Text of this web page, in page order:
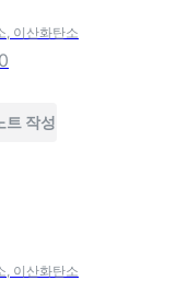
, 이산화탄소
0
트 작성
, 이산화탄소